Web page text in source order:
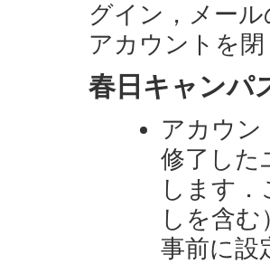
グイン，メー
アカウントを
春日キャンパ
アカウン
修了した
します
しを含
事前に設